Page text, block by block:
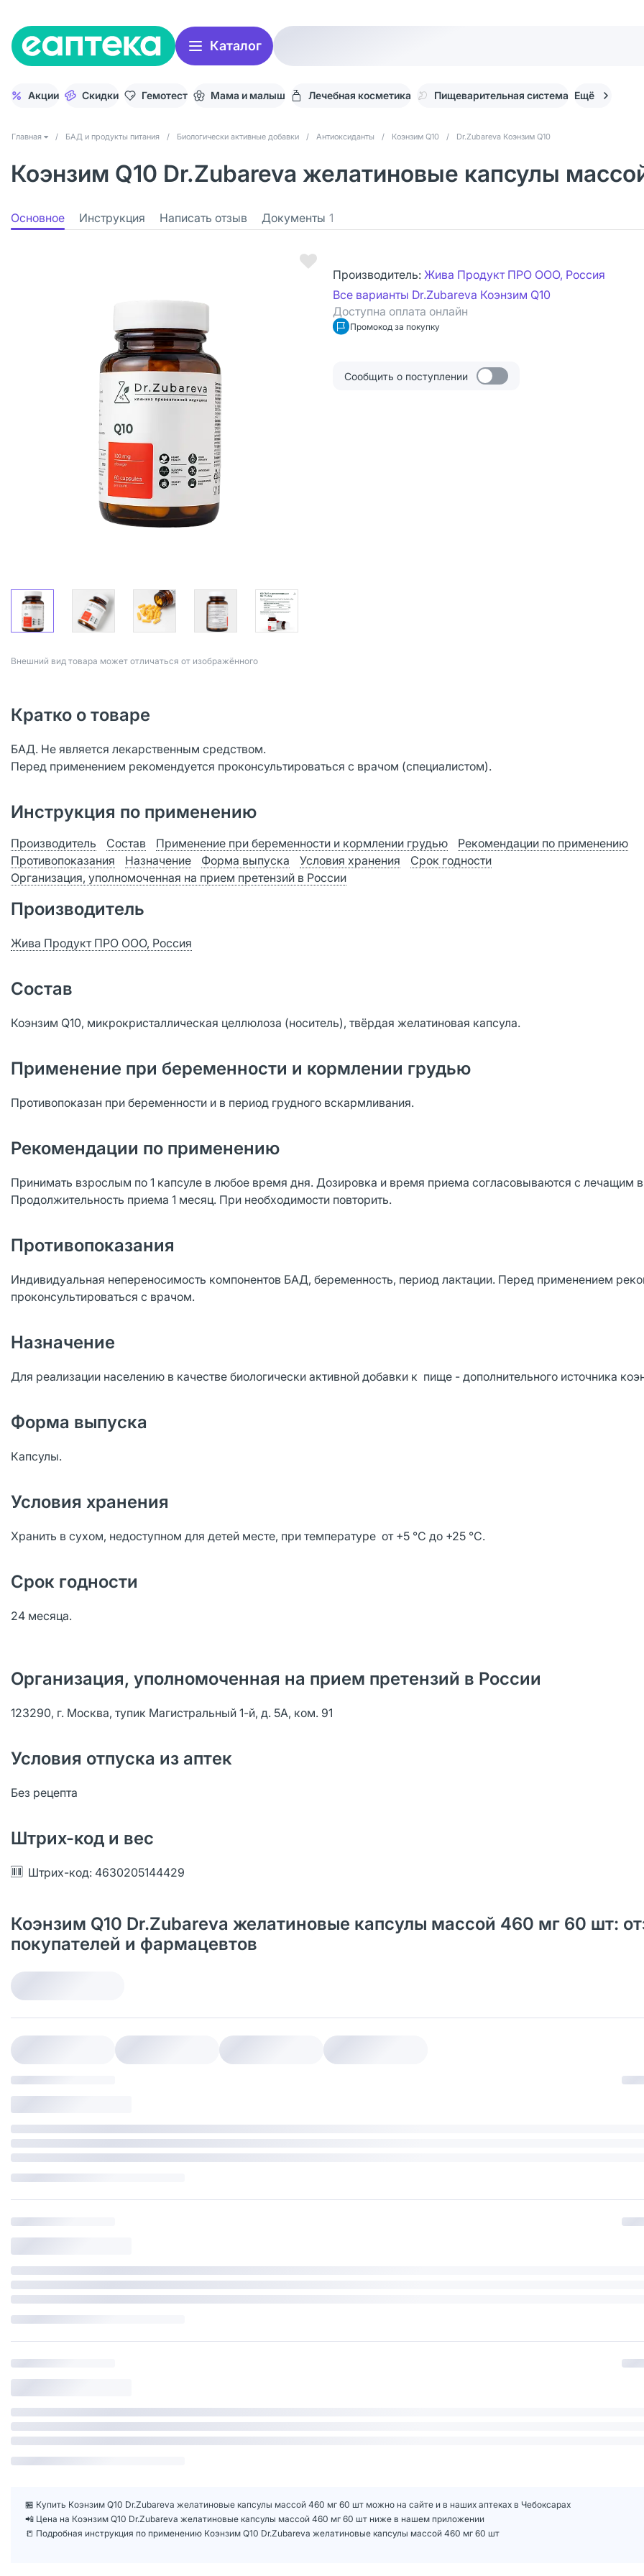
Каталог
Акции Скидки Гемотест Мама и малыш Лечебная косметика Пищеварительная система Ещё
Главная / БАД и продукты питания / Биологически активные добавки / Антиоксиданты / Коэнзим Q10 / Dr.Zubareva Коэнзим Q10
Коэнзим Q10 Dr.Zubareva желатиновые капсулы
Основное Инструкция Написать отзыв Документы 1
Bнешний вид товара может отличаться от изображённого
Производитель: Жива Продукт ПРО ООО, Россия
Все варианты Dr.Zubareva Коэнзим Q10
Доступна оплата онлайн
Промокод за покупку
Сообщить о поступлении
Кратко о товаре
БАД. Не является лекарственным средством.
Перед применением рекомендуется проконсультироваться с врачом (специалистом).
Инструкция по применению
Производитель Состав Применение при беременности и кормлении грудью
Рекомендации по применению
Противопоказания
Назначение Форма выпуска Условия хранения
Срок годности
Организация, уполномоченная на прием претензий в России
Производитель
Жива Продукт ПРО ООО, Россия
Состав
Коэнзим Q10, микрокристаллическая целлюлоза (носитель), твёрдая желатиновая капсула.
Применение при беременности и кормлении грудью
Противопоказан при беременности и в период грудного вскармливания.
Рекомендации по применению
Принимать взрослым по 1 капсуле в любое время дня. Дозировка и время приема согласовываются с лечащим
Продолжительность приема 1 месяц. При необходимости повторить.
Противопоказания
Индивидуальная непереносимость компонентов БАД, беременность, период лактации. Перед применением
проконсультироваться с врачом.
Назначение
Для реализации населению в качестве биологически активной добавки к пище - дополнительного источника
Форма выпуска
Капсулы.
Условия хранения
Хранить в сухом, недоступном для детей месте, при температуре от +5 °C до +25 °C.
Срок годности
24 месяца.
Организация, уполномоченная на прием претензий в России
123290, г. Москва, тупик Магистральный 1-й, д. 5А, ком. 91
Условия отпуска из аптек
Без рецепта
Штрих-код и вес
Штрих-код: 4630205144429
Коэнзим Q10 Dr.Zubareva желатиновые капсулы массой 460 мг 60 шт:
покупателей и фармацевтов
🏪 Купить Коэнзим Q10 Dr.Zubareva желатиновые капсулы массой 460 мг 60 шт можно на сайте и в наших аптеках в Чебоксарах
📲 Цена на Коэнзим Q10 Dr.Zubareva желатиновые капсулы массой 460 мг 60 шт ниже в нашем приложении
📒 Подробная инструкция по применению Коэнзим Q10 Dr.Zubareva желатиновые капсулы массой 460 мг 60 шт